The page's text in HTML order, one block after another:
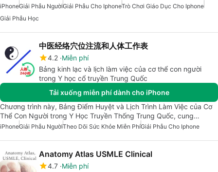
iPhoneGiải Phẫu NgườiGiải Phẫu Cho IphoneTrò Chơi Giáo Dục Cho Iphone
Giải Phẫu Học
中医经络穴位注流和人体工作表
4.2 Miễn phí
Bảng kinh lạc và lịch làm việc của cơ thể con người
trong Y học cổ truyền Trung Quốc
Tải xuống miễn phí dành cho iPhone
Chương trình này, Bảng Điểm Huyệt và Lịch Trình Làm Việc của Cơ
Thể Con Người trong Y Học Truyền Thống Trung Quốc, cung…
iPhoneGiải Phẫu NgườiTheo Dõi Sức Khỏe Miễn PhíGiải Phẫu Cho Iphone
Anatomy Atlas USMLE Clinical
4.7 Miễn phí